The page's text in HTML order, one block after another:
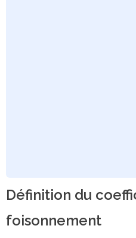
Définition du
foisonnement